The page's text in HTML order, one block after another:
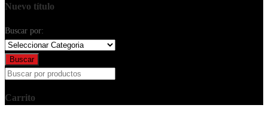
Nuevo título
Buscar por:
Buscar
Carrito